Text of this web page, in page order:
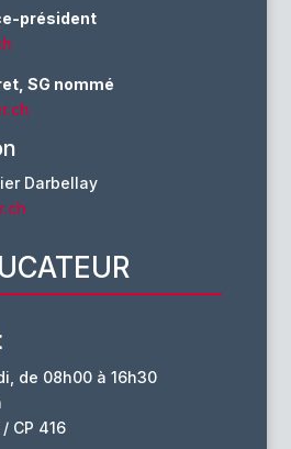
président
SG nommé
Darbellay
de 08h00 à 16h30
CP 416